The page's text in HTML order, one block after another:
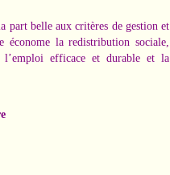
belle aux critères de gestion et
la redistribution sociale,
efficace et durable et la